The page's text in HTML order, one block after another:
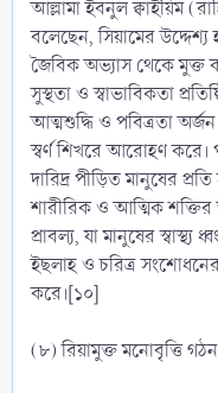
আল্লামা ইবনুল ক্বাইয়িম
বলেছেন, সিয়ামের
জৈবিক অভ্যাস থেকে মুক্ত
সুস্থতা ও স্বাভাবিকতা
আত্মশুদ্ধি ও পবিত্রতা
স্বর্ণ শিখরে আরোহণ করে।
দারিদ্র পীড়িত মানুষের
শারীরিক ও আত্মিক শক্তির
প্রাবল্য, যা মানুষের
ইছলাহ ও চরিত্র
করে।[১০]
(৮) রিয়ামুক্ত মনোবৃত্তি গঠন